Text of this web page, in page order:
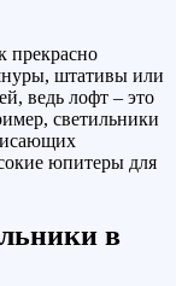
прекрасно
штативы или
ведь лофт – это
светильники
юпитеры для
в